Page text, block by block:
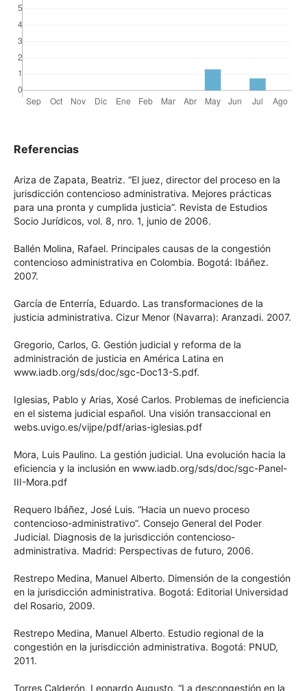
jurisdicción contencioso administrativa. Mejores prácticas
para una pronta y cumplida justicia”. Revista de Estudios
Socio Jurídicos, vol. 8, nro. 1, junio de 2006.
contencioso administrativa en Colombia. Bogotá: Ibáñez.
2007.
justicia administrativa. Cizur Menor (Navarra): Aranzadi.
2007.
Gregorio, Carlos, G. Gestión judicial y reforma de la
administración de justicia en América Latina en
www.iadb.org/sds/doc/sgc-Doc13-S.pdf.
Iglesias, Pablo y Arias, Xosé Carlos. Problemas de
ineficiencia en el sistema judicial español. Una visión
transaccional en webs.uvigo.es/vijpe/pdf/arias-iglesias.pdf
Mora, Luis Paulino. La gestión judicial. Una evolución hacia
la eficiencia y la inclusión en www.iadb.org/sds/doc/sgc-
Panel-III-Mora.pdf
Requero Ibáñez, José Luis. “Hacia un nuevo proceso
contencioso-administrativo”. Consejo General del Poder
Judicial. Diagnosis de la jurisdicción contencioso-
administrativa. Madrid: Perspectivas de futuro, 2006.
Restrepo Medina, Manuel Alberto. Dimensión de la
congestión en la jurisdicción administrativa. Bogotá:
Editorial Universidad del Rosario, 2009.
Restrepo Medina, Manuel Alberto. Estudio regional de la
congestión en la jurisdicción administrativa. Bogotá: PNUD,
2011.
Torres Calderón, Leonardo Augusto. “La descongestión en la